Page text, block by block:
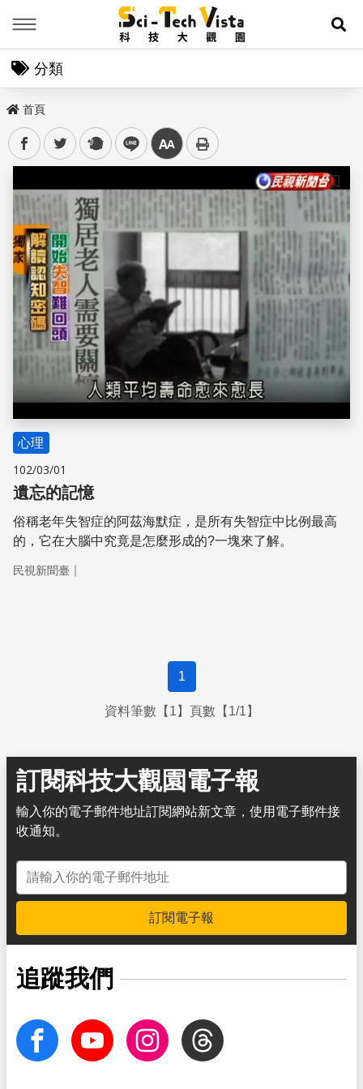
展
分類
首頁
facebooktwitter plurk line 中
儲存
心理
102/03/01
遺忘的記憶
俗稱老年失智症的阿茲海默症，是所有失智症中比例最高
的，它在大腦中究竟是怎麼形成的?一塊來了解。
民視新聞臺 ｜
1
資料筆數【1】頁數【1/1】
訂閱科技大觀園電子報
輸入你的電子郵件地址訂閱網站新文章，使用電子郵件接
收通知。
電子郵件地址
訂閱電子報
追蹤我們
facebook Youtube InstagramThreads